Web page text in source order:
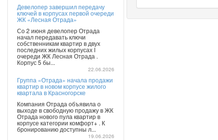
Девелопер завершил передачу
ключей в корпусах первой очереди
ЖК «Лесная Отрада»
Со 2 июня девелопер Отрада
начал передавать ключи
собственникам квартир в двух
последних жилых корпусах I
очереди ЖК Лесная Отрада .
Корпус 5 бы...
22.06.2026
Группа «Отрада» начала продажи
квартир в новом корпусе жилого
квартала в Красногорске
Компания Отрада объявила о
выходе в свободную продажу в ЖК
Отрада нового пула квартир в
корпусе категории комфорт+ . К
бронированию доступны л...
19.06.2026